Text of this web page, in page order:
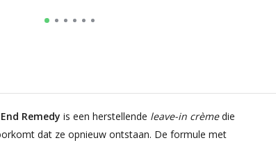
Remedy is een herstellende leave-in crèmedie
dat ze opnieuw ontstaan. De formule met